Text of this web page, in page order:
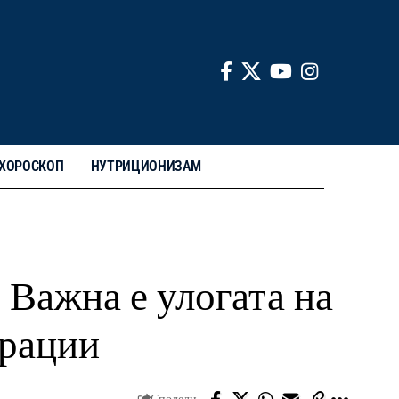
НУТРИЦИОНИЗАМ
е улогата на